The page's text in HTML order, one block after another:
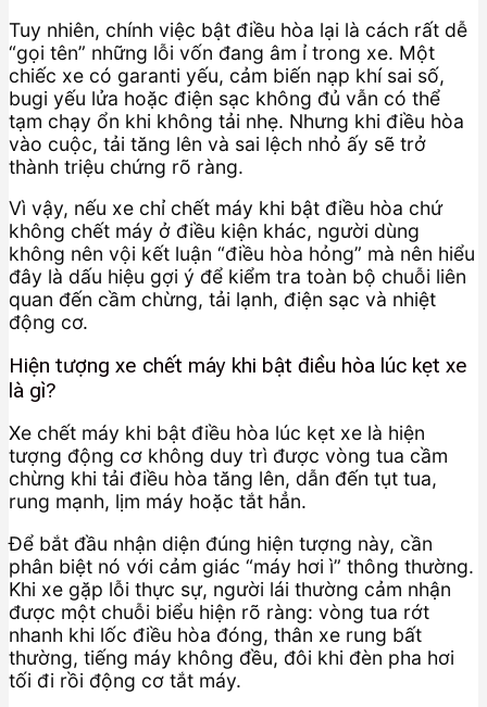
Tuy nhiên, chính việc bật điều hòa lại là cách rất dễ
“gọi tên” những lỗi vốn đang âm ỉ trong xe. Một
chiếc xe có garanti yếu, cảm biến nạp khí sai số,
bugi yếu lửa hoặc điện sạc không đủ vẫn có thể
tạm chạy ổn khi không tải nhẹ. Nhưng khi điều hòa
vào cuộc, tải tăng lên và sai lệch nhỏ ấy sẽ trở
thành triệu chứng rõ ràng.
Vì vậy, nếu xe chỉ chết máy khi bật điều hòa chứ
không chết máy ở điều kiện khác, người dùng
không nên vội kết luận “điều hòa hỏng” mà nên hiểu
đây là dấu hiệu gợi ý để kiểm tra toàn bộ chuỗi liên
quan đến cầm chừng, tải lạnh, điện sạc và nhiệt
động cơ.
Hiện tượng xe chết máy khi bật điều hòa lúc kẹt xe
là gì?
Xe chết máy khi bật điều hòa lúc kẹt xe là hiện
tượng động cơ không duy trì được vòng tua cầm
chừng khi tải điều hòa tăng lên, dẫn đến tụt tua,
rung mạnh, lịm máy hoặc tắt hẳn.
Để bắt đầu nhận diện đúng hiện tượng này, cần
phân biệt nó với cảm giác “máy hơi ì” thông thường.
Khi xe gặp lỗi thực sự, người lái thường cảm nhận
được một chuỗi biểu hiện rõ ràng: vòng tua rớt
nhanh khi lốc điều hòa đóng, thân xe rung bất
thường, tiếng máy không đều, đôi khi đèn pha hơi
tối đi rồi động cơ tắt máy.